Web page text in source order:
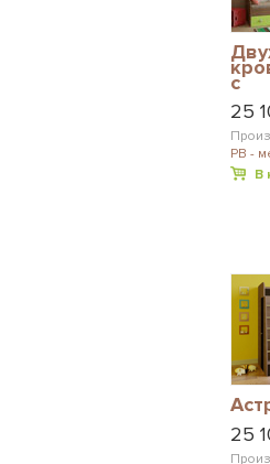
с
25
РВ -
В
25